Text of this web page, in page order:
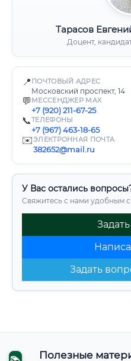
Тарасов
Доцент,
📍 ПОЧТОВЫЙ АДРЕС
Московский проспект, 14
💬 МЕССЕНДЖЕР MAX
+7 (920) 211-67-25
📞ТЕЛЕФОНЫ
+7 (967) 463-18-65
✉️ЭЛЕКТРОННАЯ ПОЧТА
382652@mail.ru
У Вас остались
Свяжитесь с нами удобным
Задать
Полезные